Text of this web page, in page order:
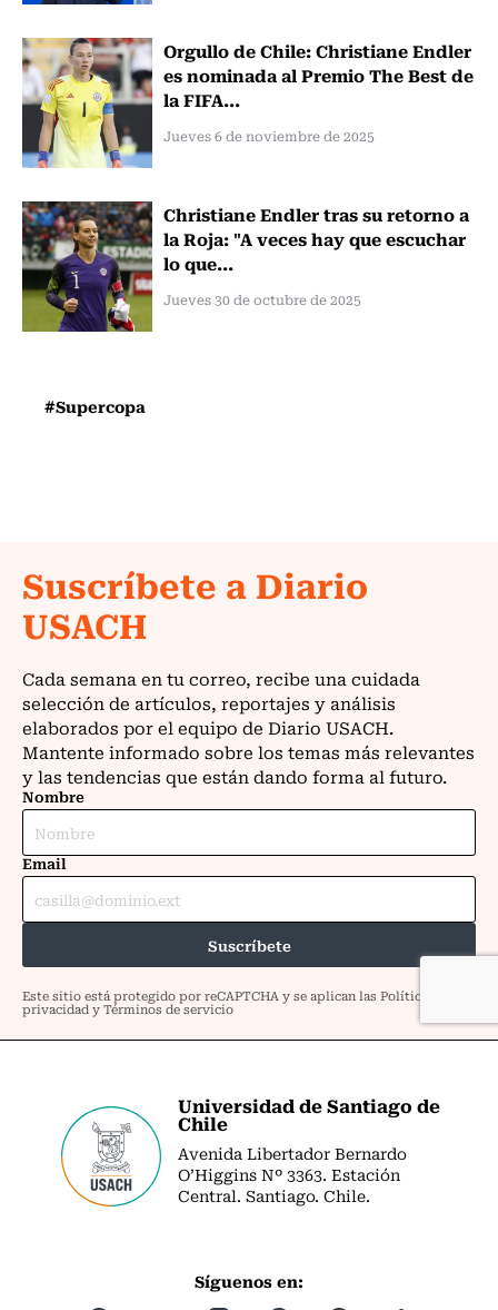
Orgullo de Chile: Christiane Endler
es nominada al Premio The Best de
la FIFA...
Jueves 6 de noviembre de 2025
Christiane Endler tras su retorno a
la Roja: "A veces hay que escuchar
lo que...
Jueves 30 de octubre de 2025
#Supercopa
Universidad de Santiago de
Chile
Avenida Libertador Bernardo
O’Higgins Nº 3363. Estación
Central. Santiago. Chile.
Síguenos en: